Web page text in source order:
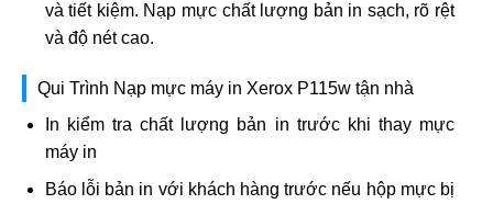
và tiết kiệm. Nạp mực chất lượng bản in sạch, rõ rệt
và độ nét cao.
Qui Trình Nạp mực máy in Xerox P115w tận nhà
In kiểm tra chất lượng bản in trước khi thay mực
máy in
Báo lỗi bản in với khách hàng trước nếu hộp mực bị